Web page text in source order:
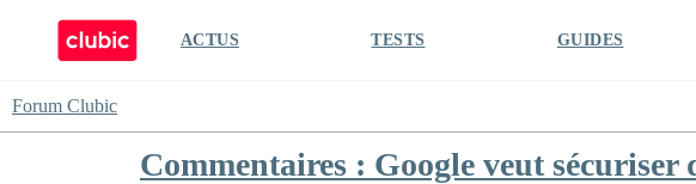
ACTUS TESTS GUIDES
Forum Clubic
Commentaires : Google veut